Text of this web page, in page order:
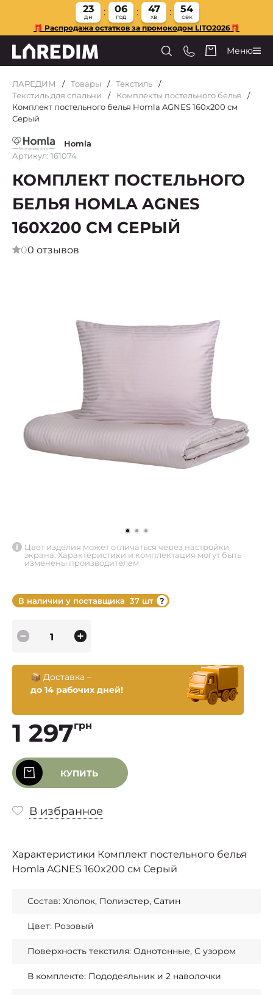
23
дн
06
год
47
хв
53
сек
🎁 Распродажа остатков за промокодом LITO2026🎁
Меню
ЛАРЕДИМ Товары
Текстиль
Текстиль для спальни
Комплекты постельного белья
Комплект постельного белья Homla AGNES 160x200 см
Серый
Homla
Артикул: 161074
КОМПЛЕКТ ПОСТЕЛЬНОГО
БЕЛЬЯ HOMLA AGNES
160X200 СМ СЕРЫЙ
00 отзывов
Цвет изделия может отличаться через настройки
экрана. Характеристики и комплектация могут быть
изменены производителем
В наличии у поставщика 37 шт
📦 Доставка –
до 14 рабочих дней!
1 297грн
КУПИТЬ
В избранное
Характеристики Комплект постельного белья
Homla AGNES 160x200 см Серый
Состав: Хлопок, Полиэстер, Сатин
Цвет: Розовый
Поверхность текстиля: Однотонные, С узором
В комплекте: Пододеяльник и 2 наволочки